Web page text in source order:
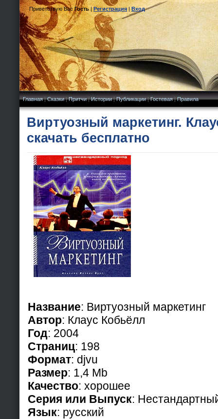
Приветствую Вас Гость|Регистрация|Вход
Главная|Сказки|Притчи|Истории|Публикации|Гостевая|Правила
Виртуозный маркетинг.
скачать бесплатно
Название: Виртуозный маркетинг
Автор: Клаус Кобьёлл
Год: 2004
Страниц: 198
Формат: djvu
Размер: 1,4 Mb
Качество: хорошее
Серия или Выпуск:
Язык: русский